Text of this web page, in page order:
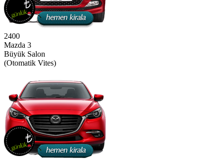
2400
Mazda 3
Büyük Salon
(Otomatik Vites)